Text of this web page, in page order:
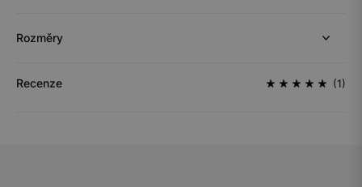
Rozměry
Recenze (1)